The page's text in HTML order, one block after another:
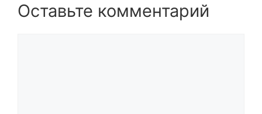
Оставьте комментарий